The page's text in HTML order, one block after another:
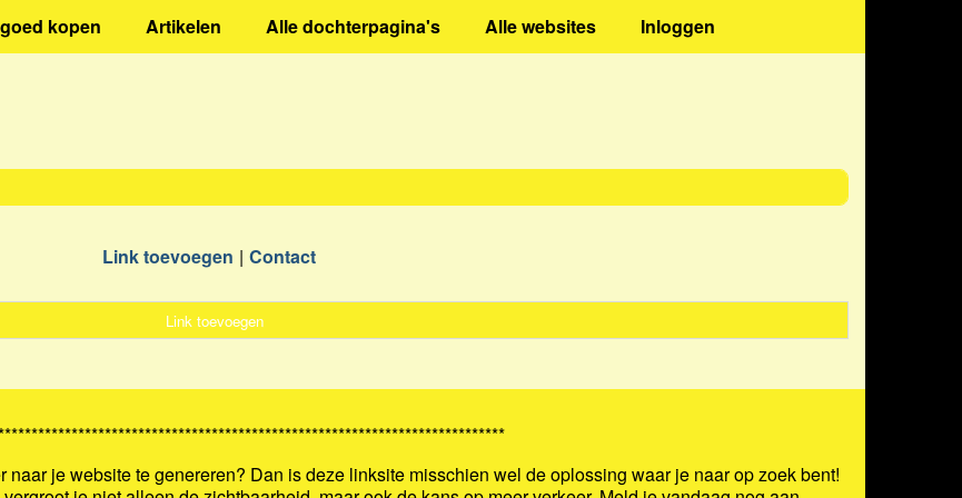
kopen Artikelen Alle dochterpagina's Alle websites Inloggen
Link toevoegen Contact
Link toevoegen
je website te genereren? Dan is deze linksite misschien wel de oplossing waar je naar op zoek bent!